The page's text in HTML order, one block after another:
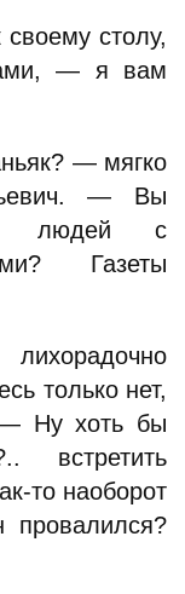
столу,
— я вам
— мягко
— Вы
людей с
Газеты
только нет,
— Ну хоть бы
то наоборот